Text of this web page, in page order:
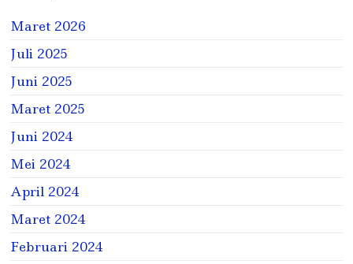
Maret 2026
Juli 2025
Juni 2025
Maret 2025
Juni 2024
Mei 2024
April 2024
Maret 2024
Februari 2024